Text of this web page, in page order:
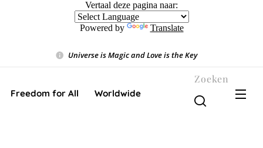
Vertaal deze pagina naar:
Powered by Translate
Universe is Magic and Love is the Key❤️
Freedom for All ❤️ Worldwide
Zoeken